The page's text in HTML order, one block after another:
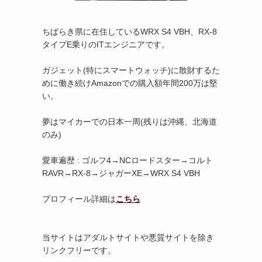
ちばらき県に在住しているWRX S4 VBH、RX-8
タイプE乗りのITエンジニアです。
ガジェット(特にスマートウォッチ)に散財するた
めに働き続けAmazonでの購入額年間200万は堅
い。
夢はマイカーでの日本一周(残りは沖縄、北海道
のみ)
愛車遍歴 : ゴルフ4→NCロードスター→コルト
RAVR→RX-8→ジャガーXE→WRX S4 VBH
プロフィール詳細はこちら
当サイトはアダルトサイトや悪質サイトを除き
リンクフリーです。